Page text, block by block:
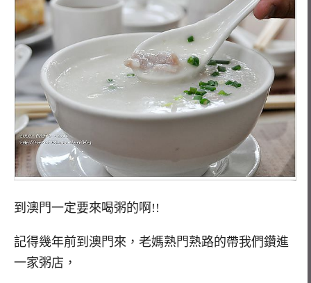
到澳門一定要來喝粥的啊!!
記得幾年前到澳門來，老媽熟門熟路的帶我們鑽進
一家粥店，